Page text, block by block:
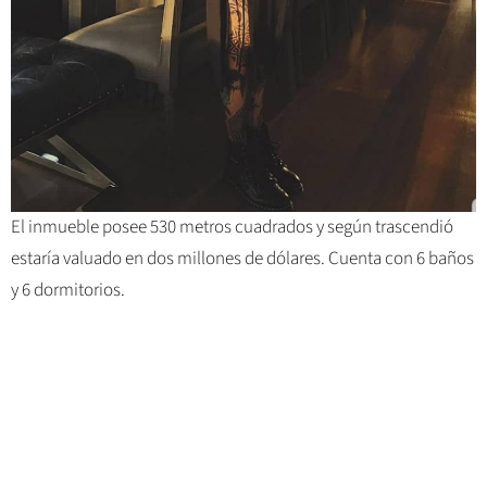
El inmueble posee 530 metros cuadrados y según trascendió
estaría valuado en dos millones de dólares. Cuenta con 6 baños
y 6 dormitorios.